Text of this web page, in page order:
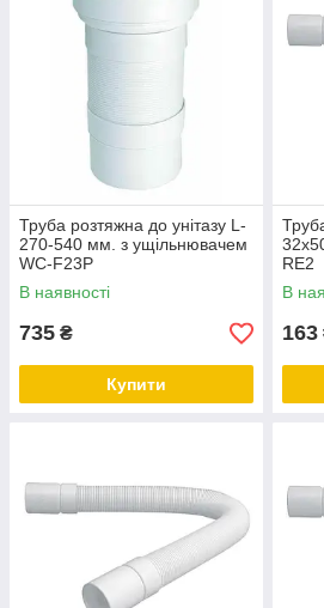
Труба розтяжна до унітазу L-
270-540 мм. з ущільнювачем
WC-F23P
В наявності
735 ₴
Купити
RE2
В
163